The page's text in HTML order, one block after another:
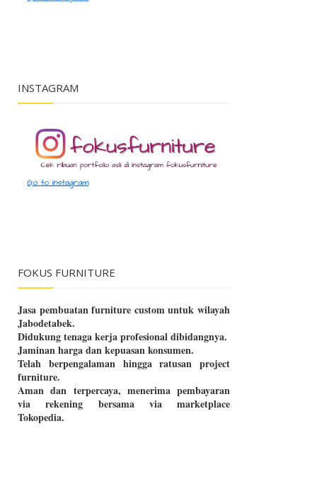
INSTAGRAM
FOKUS FURNITURE
Jasa pembuatan furniture custom untuk wilayah
Jabodetabek.
Didukung tenaga kerja profesional dibidangnya.
Jaminan harga dan kepuasan konsumen.
Telah berpengalaman hingga ratusan project
furniture.
Aman dan terpercaya, menerima pembayaran
via rekening bersama via marketplace
Tokopedia.